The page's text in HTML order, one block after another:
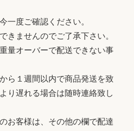
一度ご確認ください。
きませんのでご了承下さい。
量オーバーで配送できない事
ら１週間以内で商品発送を致
り遅れる場合は随時連絡致し
お客様は、その他の欄で配達